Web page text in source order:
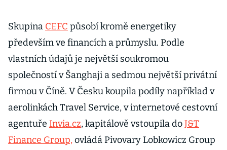
Skupina CEFC působí kromě energetiky
především ve financích a průmyslu. Podle
vlastních údajů je největší soukromou
společností v Šanghaji a sedmou největší privátní
firmou v Číně. V Česku koupila podíly například v
aerolinkách Travel Service, v internetové cestovní
agentuře Invia.cz, kapitálově vstoupila doJ&T
Finance Group,ovládá Pivovary Lobkowicz Group